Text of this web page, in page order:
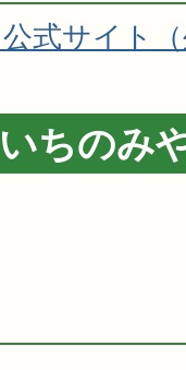
式サイト
ちのみ